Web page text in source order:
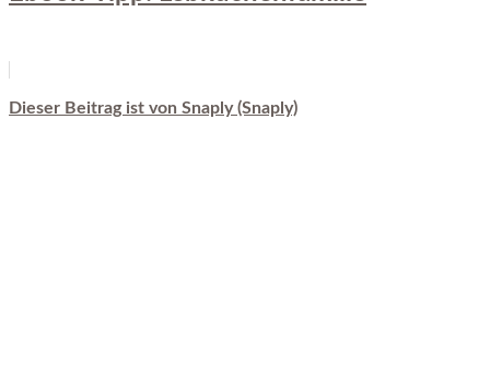
Dieser Beitrag ist von Snaply (Snaply)